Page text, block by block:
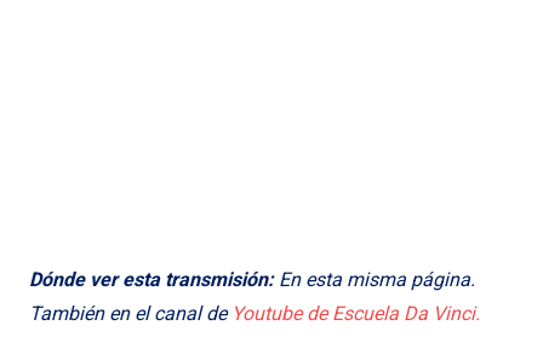
Dónde ver esta transmisión: En esta misma página.
También en el canal de Youtube de Escuela Da Vinci.